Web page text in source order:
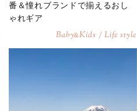
番＆憧れブランドで揃えるおし
ゃれギア
Baby&Kids / Life style